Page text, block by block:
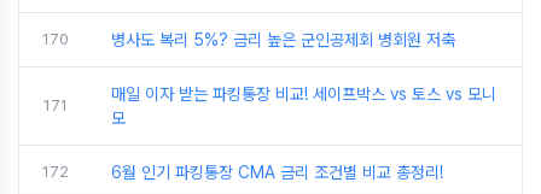
170 병사도 복리 5%? 금리 높은 군인공제회 병회원 저축
171
매일 이자 받는 파킹통장 비교! 세이프박스 vs 토스 vs 모니
모
172 6월 인기 파킹통장 CMA 금리 조건별 비교 총정리!